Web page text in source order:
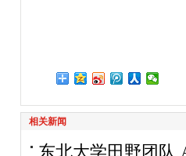
相关新闻
东北大学田野团队